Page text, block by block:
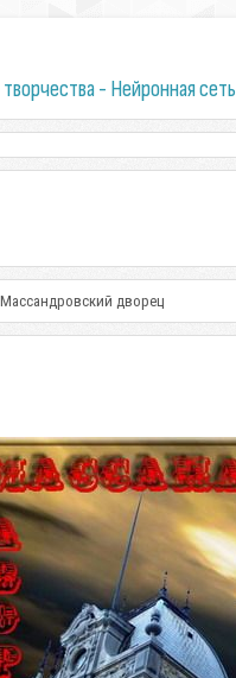
- Нейронная сеть
Массандровский дворец